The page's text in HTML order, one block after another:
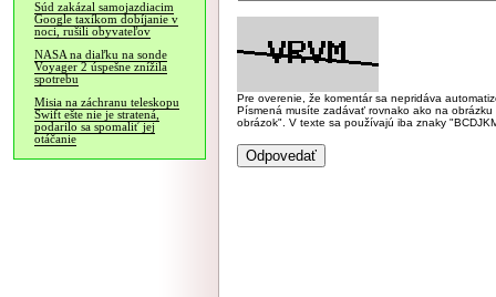
Súd zakázal samojazdiacim
Google taxíkom dobíjanie v
noci, rušili obyvateľov
NASA na diaľku na sonde
Voyager 2 úspešne znížila
spotrebu
Misia na záchranu teleskopu
Swift ešte nie je stratená,
podarilo sa spomaliť jej
otáčanie
Pre overenie, že komentár sa nepridáva
Písmená musíte zadávať rovnako ako na
obrázok". V texte sa používajú iba znaky